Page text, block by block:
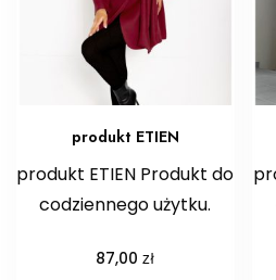
produkt ETIEN
produkt ETIEN Produkt do
codziennego użytku.
87,00zł